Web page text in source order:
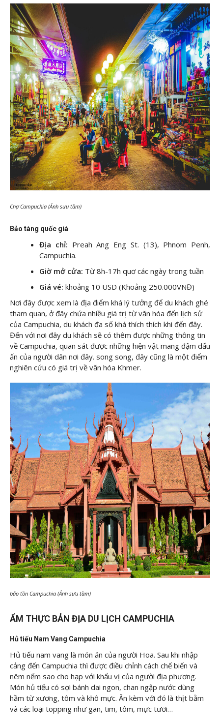
Chợ Campuchia (Ảnh sưu tầm)
Bảo tàng quốc giá
Địa chỉ: Preah Ang Eng St. (13), Phnom Penh,
Campuchia.
Giờ mở cửa: Từ 8h-17h quơ các ngày trong tuần
Giá vé: khoảng 10 USD (Khoảng 250.000VNĐ)
Nơi đây được xem là địa điểm khá lý tưởng để du khách ghé
tham quan, ở đây chứa nhiều giá trị từ văn hóa đến lịch sử
của Campuchia, du khách đa số khá thích thích khi đến đây.
Đến với nơi đây du khách sẽ có thêm được những thông tin
về Campuchia, quan sát được những hiện vật mang đậm dấu
ấn của người dân nơi đây. song song, đây cũng là một điểm
nghiên cứu có giá trị về văn hóa Khmer.
bảo tồn Campuchia (Ảnh sưu tầm)
ẨM THỰC BẢN ĐỊA DU LỊCH CAMPUCHIA
Hủ tiếu Nam Vang Campuchia
Hủ tiếu nam vang là món ăn của người Hoa. Sau khi nhập
cảng đến Campuchia thì được điều chỉnh cách chế biến và
nêm nếm sao cho hạp với khẩu vị của người địa phương.
Món hủ tiếu có sợi bánh dai ngon, chan ngập nước dùng
hầm từ xương, tôm và khô mực. Ăn kèm với đó là thịt bằm
và các loại topping như gan, tim, tôm, mực tươi…